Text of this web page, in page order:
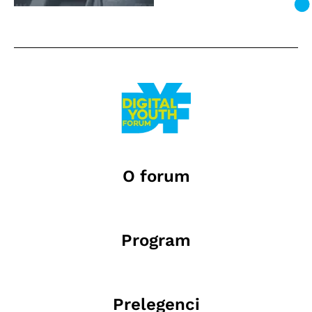
O forum
Program
Prelegenci